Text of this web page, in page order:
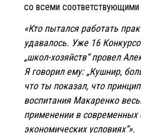
со всеми соответствующими
«Кто пытался работать
удавалось. Уже 16
„школ-хозяйств“ провел
Я говорил ему: „Кушнир,
что ты показал, что
воспитания Макаренко
применении в современных
экономических условиях“».